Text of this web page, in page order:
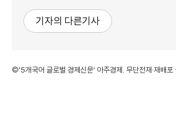
기자의 다른기사
©'5개국어 글로벌 경제신문' 아주경제. 무단전재·재배포